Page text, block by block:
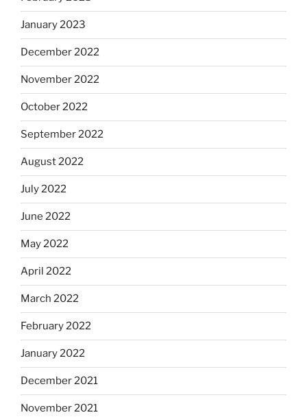
January 2023
December 2022
November 2022
October 2022
September 2022
August 2022
July 2022
June 2022
May 2022
April 2022
March 2022
February 2022
January 2022
December 2021
November 2021